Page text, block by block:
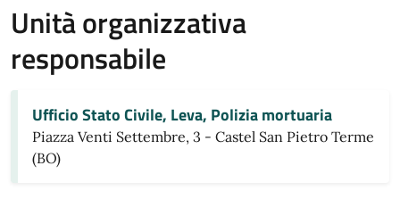
Unità organizzativa
responsabile
Ufficio Stato Civile, Leva, Polizia mortuaria
Piazza Venti Settembre, 3 - Castel San Pietro Terme
(BO)